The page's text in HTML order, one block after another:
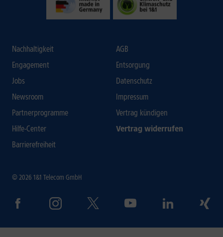
Nachhaltigkeit
Engagement
Jobs
Newsroom
Partnerprogramme
Hilfe-Center
Barrierefreiheit
AGB
Entsorgung
Datenschutz
Impressum
Vertrag kündigen
Vertrag widerrufen
© 2026 1&1 Telecom GmbH